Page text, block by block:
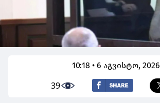
10:18 • 6 აგვისტო, 2026
39